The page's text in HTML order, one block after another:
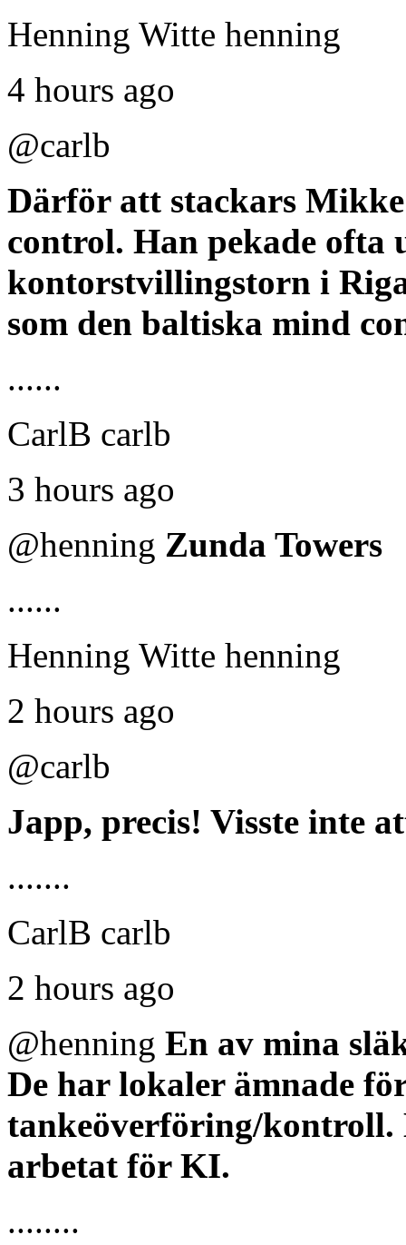
Henning Witte henning
4 hours ago
@carlb
Därför att stackars
control. Han pekade ofta
kontorstvillingstorn i
som den baltiska mind
......
CarlB carlb
3 hours ago
@henning Zunda Towers
......
Henning Witte henning
2 hours ago
@carlb
Japp, precis! Visste inte
.......
CarlB carlb
2 hours ago
@henning En av mina
De har lokaler ämnade
tankeöverföring/kontroll.
arbetat för KI.
........